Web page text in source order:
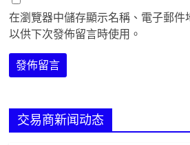
在瀏覽器中儲存顯示名稱、電子郵件
以供下次發佈留言時使用。
交易商新闻动态